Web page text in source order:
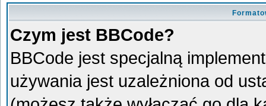
Czym jest BBCode?
BBCode jest specjalną
używania jest uzależniona od